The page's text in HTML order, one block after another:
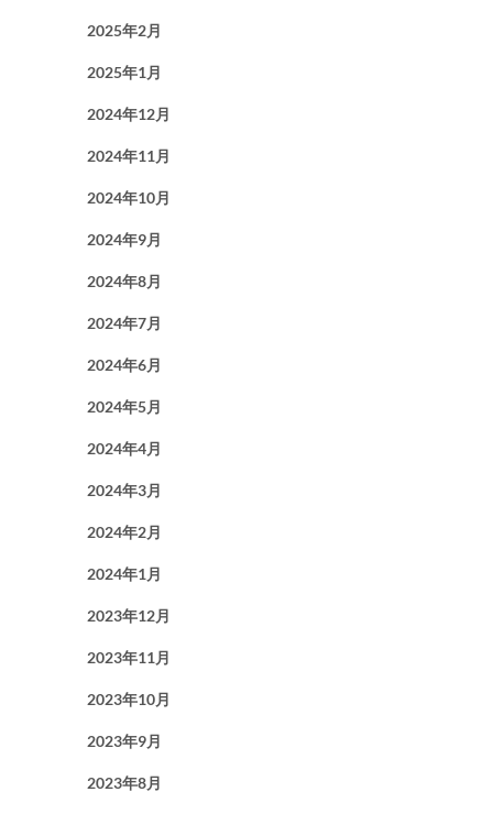
2025年2月
2025年1月
2024年12月
2024年11月
2024年10月
2024年9月
2024年8月
2024年7月
2024年6月
2024年5月
2024年4月
2024年3月
2024年2月
2024年1月
2023年12月
2023年11月
2023年10月
2023年9月
2023年8月